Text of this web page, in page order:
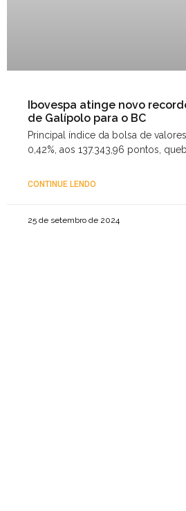
Ibovespa atinge novo
de Galípolo para o BC
Principal índice da bolsa de
0,42%, aos 137.343,96 pontos,
CONTINUE LENDO
25 de setembro de 2024